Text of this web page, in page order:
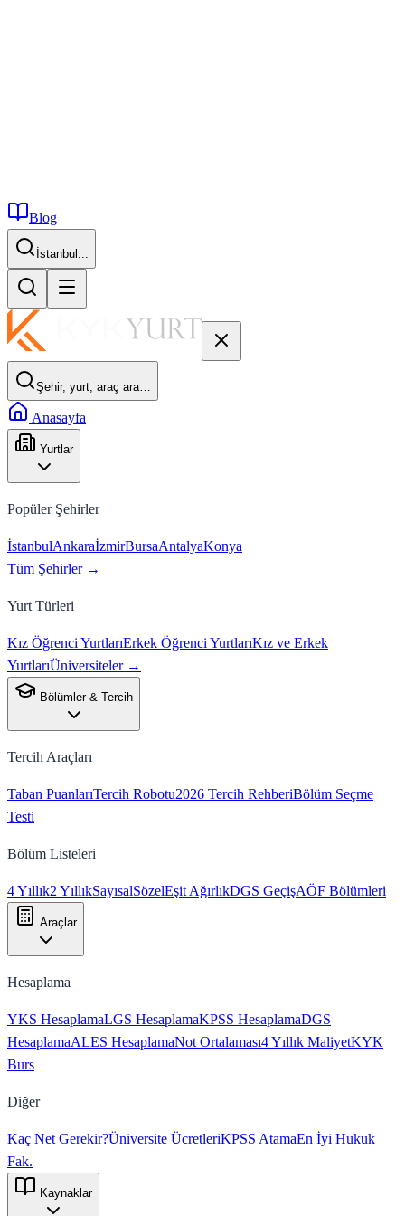
Blog
İstanbul...
Şehir, yurt, araç ara…
Anasayfa
Yurtlar
Popüler Şehirler
İstanbulAnkaraİzmirBursaAntalyaKonya
Tüm Şehirler →
Yurt Türleri
Kız Öğrenci YurtlarıErkek Öğrenci YurtlarıKız ve Erkek
YurtlarıÜniversiteler →
Bölümler & Tercih
Tercih Araçları
Taban PuanlarıTercih Robotu2026 Tercih RehberiBölüm Seçme
Testi
Bölüm Listeleri
4 Yıllık2 YıllıkSayısalSözelEşit AğırlıkDGS GeçişAÖF Bölümleri
Araçlar
Hesaplama
YKS HesaplamaLGS HesaplamaKPSS HesaplamaDGS
HesaplamaALES HesaplamaNot Ortalaması4 Yıllık MaliyetKYK
Burs
Diğer
Kaç Net Gerekir?Üniversite ÜcretleriKPSS AtamaEn İyi Hukuk
Fak.
Kaynaklar